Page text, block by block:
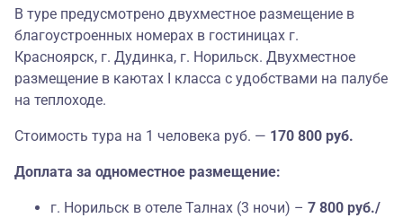
В туре предусмотрено двухместное размещение в
благоустроенных номерах в гостиницах г.
Красноярск, г. Дудинка, г. Норильск. Двухместное
размещение в каютах I класса с удобствами на палубе
на теплоходе.
Стоимость тура на 1 человека руб. — 170 800 руб.
Доплата за одноместное размещение:
г. Норильск в отеле Талнах (3 ночи) – 7 800 руб./